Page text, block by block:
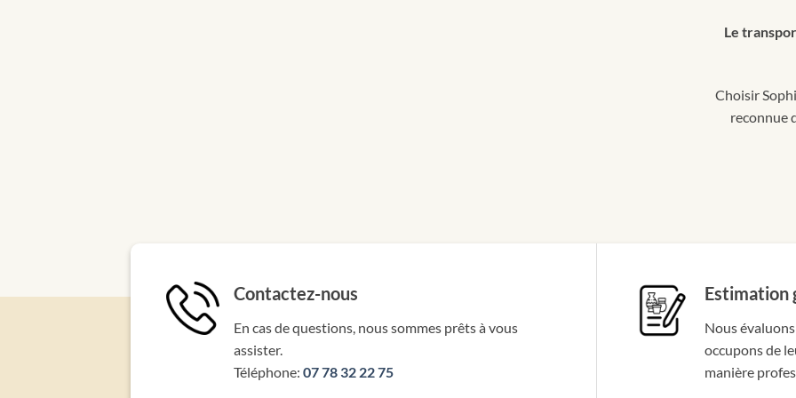
Le
Choisir
reconnue
Contactez-nous
En cas de questions, nous sommes prêts à vous
assister.
Téléphone: 07 78 32 22 75
Estimation
Nous
occupons de
manière